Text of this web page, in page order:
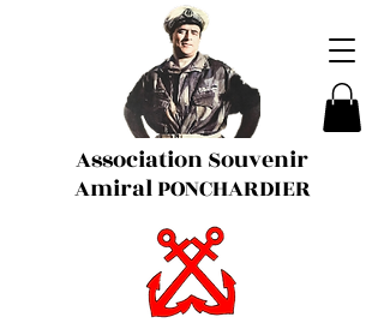
Association Souvenir
Amiral PONCHARDIER